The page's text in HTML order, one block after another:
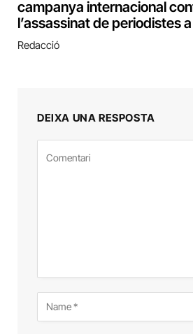
campanya internacional
l’assassinat de periodistes
Redacció
DEIXA UNA RESPOSTA